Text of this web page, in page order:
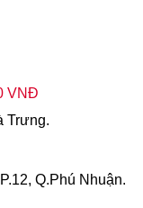
VNĐ
Trưng.
Q.Phú Nhuận.